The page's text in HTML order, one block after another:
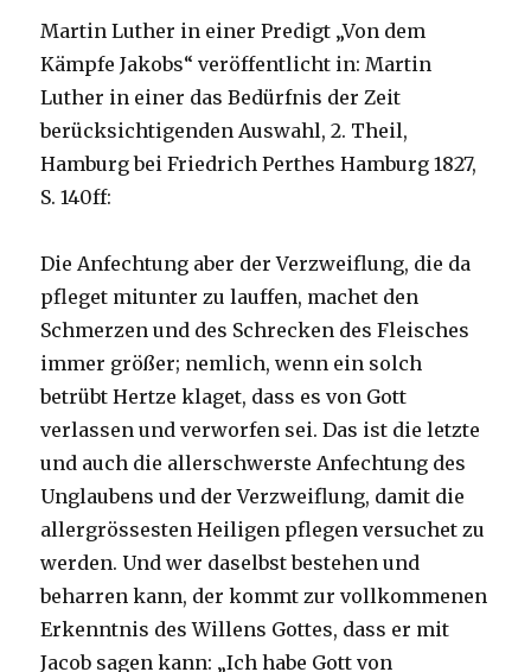
Martin Luther in einer Predigt „Von dem
Kämpfe Jakobs“ veröffentlicht in: Martin
Luther in einer das Bedürfnis der Zeit
berücksichtigenden Auswahl, 2. Theil,
Hamburg bei Friedrich Perthes Hamburg 1827,
S. 140ff:
Die Anfechtung aber der Verzweiflung, die da
pfleget mitunter zu lauffen, machet den
Schmerzen und des Schrecken des Fleisches
immer größer; nemlich, wenn ein solch
betrübt Hertze klaget, dass es von Gott
verlassen und verworfen sei. Das ist die letzte
und auch die allerschwerste Anfechtung des
Unglaubens und der Verzweiflung, damit die
allergrössesten Heiligen pflegen versuchet zu
werden. Und wer daselbst bestehen und
beharren kann, der kommt zur vollkommenen
Erkenntnis des Willens Gottes, dass er mit
Jacob sagen kann: „Ich habe Gott von